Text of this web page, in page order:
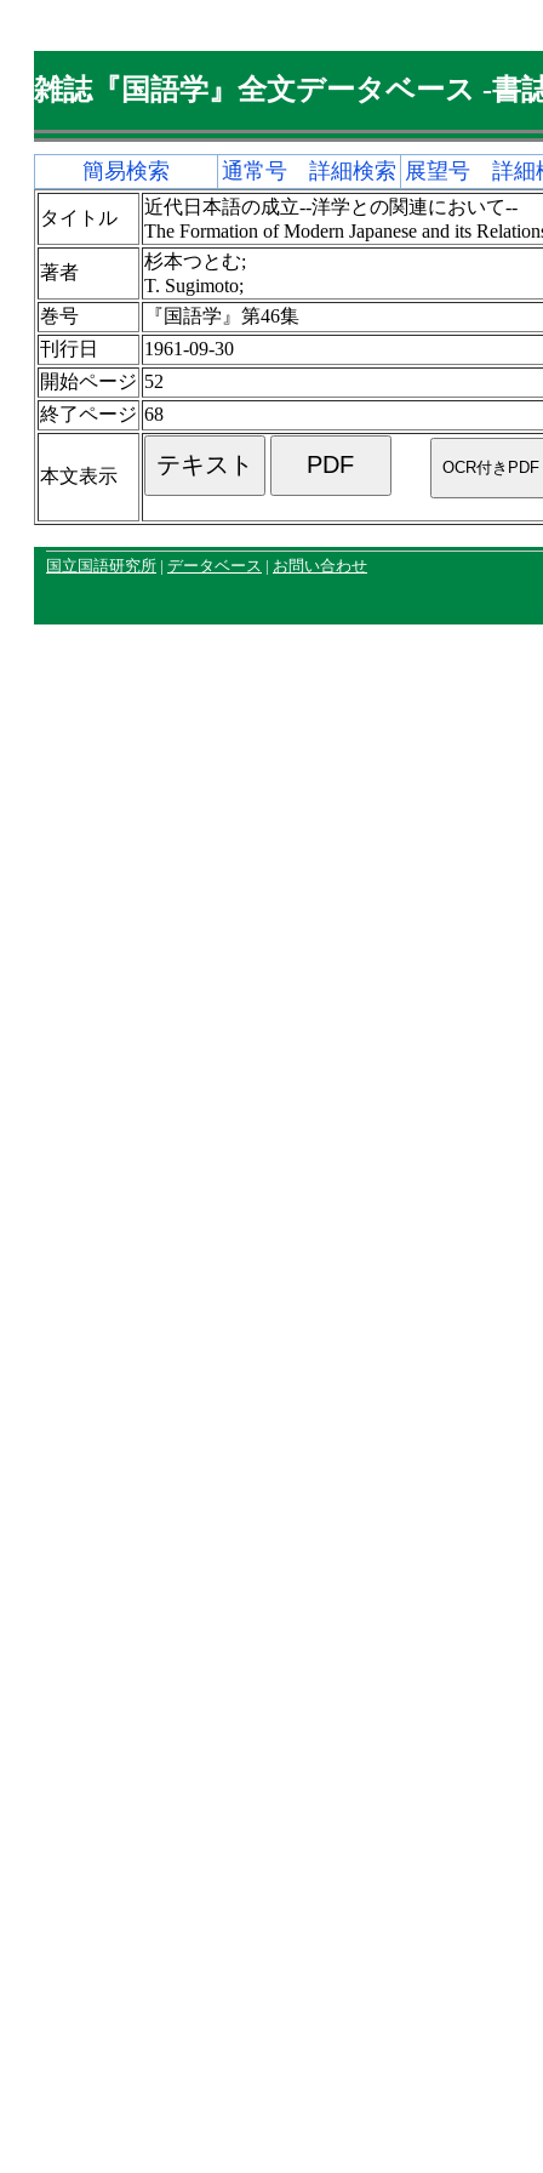
雑誌『国語学』全文データベース -書
簡易検索 通常号 詳細検索 展望号 詳細
タイトル
近代日本語の成立--洋学との関連において--
The Formation of Modern Japanese and its
著者
杉本つとむ;
T. Sugimoto;
巻号
『国語学』第46集
刊行日
1961-09-30
開始ページ 52
終了ページ 68
本文表示
国立国語研究所 | データベース | お問い合わせ